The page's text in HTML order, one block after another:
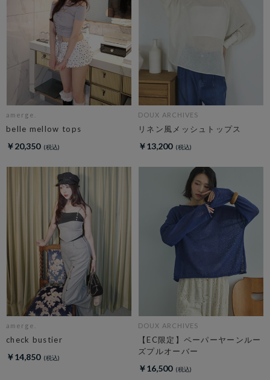
amerge.
belle mellow tops
￥20,350
DOUX ARCHIVES
リネン風メッシュトップス
￥13,200
amerge.
check bustier
￥14,850
DOUX ARCHIVES
【EC限定】ペーパーヤーンルー
ズプルオーバー
￥16,500